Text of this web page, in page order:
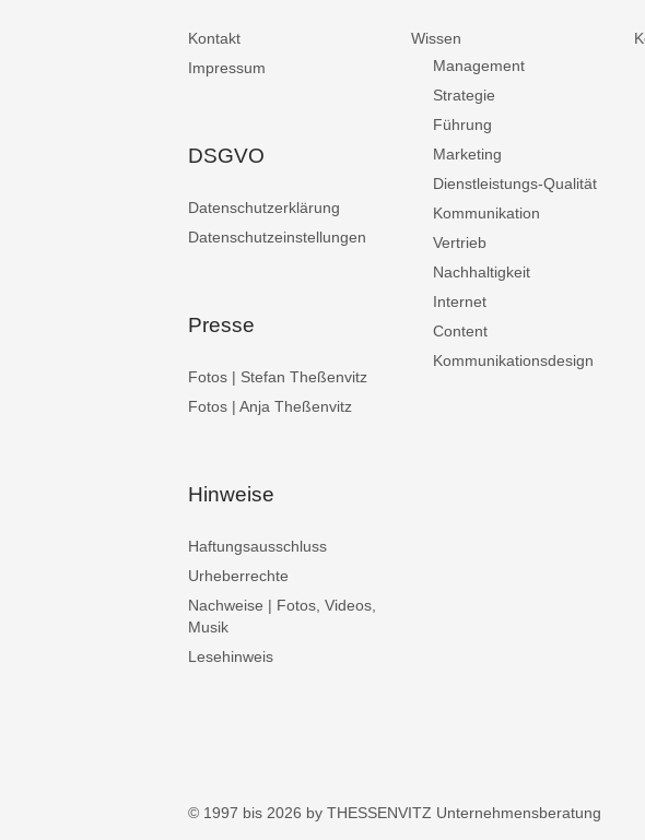
Kontakt
Impressum
DSGVO
Datenschutzerklärung
Datenschutzeinstellungen
Presse
Fotos | Stefan Theßenvitz
Fotos | Anja Theßenvitz
Hinweise
Haftungsausschluss
Urheberrechte
Nachweise | Fotos, Videos,
Musik
Lesehinweis
Wissen
Management
Strategie
Führung
Marketing
Dienstleistungs-Qualität
Kommunikation
Vertrieb
Nachhaltigkeit
Internet
Content
Kommunikationsdesign
© 1997 bis 2026 by THESSENVITZ Unternehmensberatung